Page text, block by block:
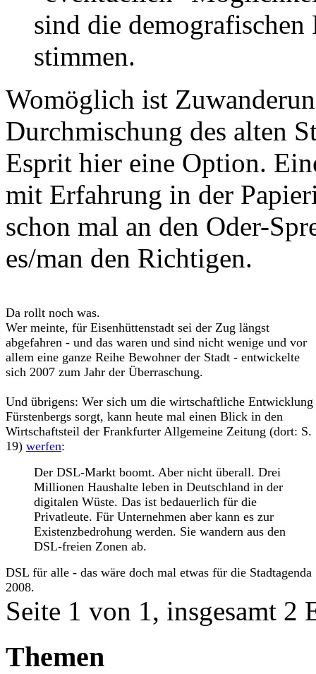
sind die
stimmen.
Womöglich ist
Durchmischung des alten
Esprit hier eine Option.
mit Erfahrung in der
schon mal an den Oder-
es/man den Richtigen.
Da rollt noch was.
Wer meinte, für Eisenhüttenstadt sei der Zug längst
abgefahren - und das waren und sind nicht wenige und vor
allem eine ganze Reihe Bewohner der Stadt - entwickelte
sich 2007 zum Jahr der Überraschung.
Und übrigens: Wer sich um die wirtschaftliche Entwicklung
Fürstenbergs sorgt, kann heute mal einen Blick in den
Wirtschaftsteil der Frankfurter Allgemeine Zeitung (dort: S.
19) werfen:
Der DSL-Markt boomt. Aber nicht überall. Drei
Millionen Haushalte leben in Deutschland in der
digitalen Wüste. Das ist bedauerlich für die
Privatleute. Für Unternehmen aber kann es zur
Existenzbedrohung werden. Sie wandern aus den
DSL-freien Zonen ab.
DSL für alle - das wäre doch mal etwas für die Stadtagenda
2008.
Seite 1 von 1, insgesamt 2
Themen